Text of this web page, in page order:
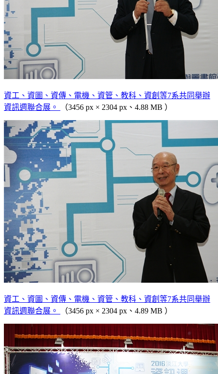
資工、資圖、資傳、電機、資管、教科、資創等7系共同舉辦
資訊週聯合展。
（3456 px × 2304 px、4.88 MB ）
資工、資圖、資傳、電機、資管、教科、資創等7系共同舉辦
資訊週聯合展。
（3456 px × 2304 px、4.89 MB ）